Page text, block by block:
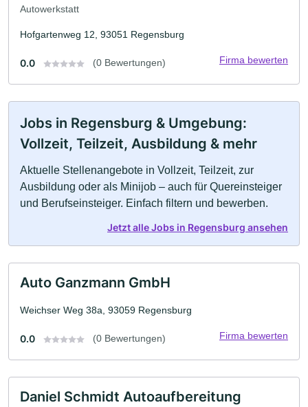
Autowerkstatt
Hofgartenweg 12, 93051 Regensburg
0.0 (0 Bewertungen) Firma bewerten
Jobs in Regensburg & Umgebung:
Vollzeit, Teilzeit, Ausbildung & mehr
Aktuelle Stellenangebote in Vollzeit, Teilzeit, zur
Ausbildung oder als Minijob – auch für Quereinsteiger
und Berufseinsteiger. Einfach filtern und bewerben.
Jetzt alle Jobs in Regensburg ansehen
Auto Ganzmann GmbH
Weichser Weg 38a, 93059 Regensburg
0.0 (0 Bewertungen) Firma bewerten
Daniel Schmidt Autoaufbereitung